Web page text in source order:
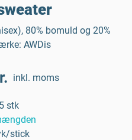
80% bomuld og 20%
AWDis
inkl. moms
stk
stick